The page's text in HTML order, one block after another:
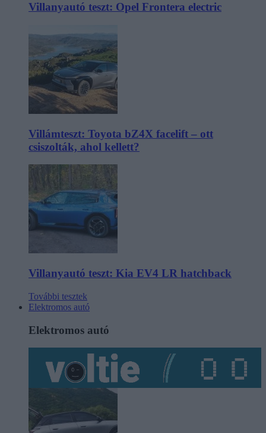
Villanyautó teszt: Opel Frontera electric
Villámteszt: Toyota bZ4X facelift – ott
csiszolták, ahol kellett?
Villanyautó teszt: Kia EV4 LR hatchback
További tesztek
Elektromos autó
Elektromos autó